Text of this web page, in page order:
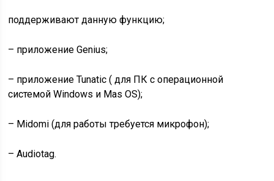
поддерживают данную функцию;
– приложение Genius;
– приложение Tunatic ( для ПК с операционной
системой Windows и Mas OS);
– Midomi (для работы требуется микрофон);
– Audiotag.